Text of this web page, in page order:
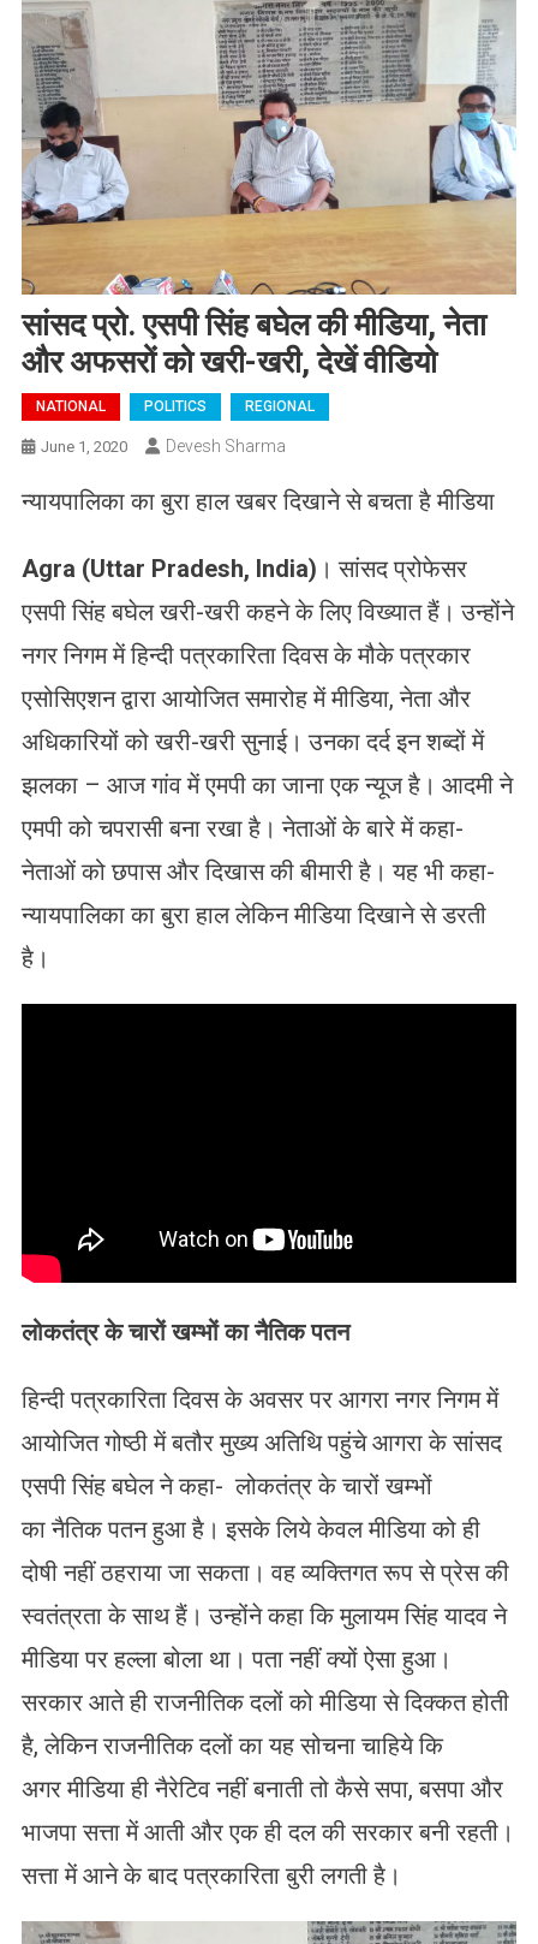
सांसद प्रो. एसपी सिंह बघेल की मीडिया, नेता
और अफसरों को खरी-खरी, देखें वीडियो
NATIONAL POLITICS REGIONAL
June 1, 2020 Devesh Sharma
न्यायपालिका का बुरा हाल खबर दिखाने से बचता है मीडिया
Agra (Uttar Pradesh, India) । सांसद प्रोफेसर
एसपी सिंह बघेल खरी-खरी कहने के लिए विख्यात हैं। उन्होंने
नगर निगम में हिन्दी पत्रकारिता दिवस के मौके पत्रकार
एसोसिएशन द्वारा आयोजित समारोह में मीडिया, नेता और
अधिकारियों को खरी-खरी सुनाई। उनका दर्द इन शब्दों में
झलका – आज गांव में एमपी का जाना एक न्यूज है। आदमी ने
एमपी को चपरासी बना रखा है। नेताओं के बारे में कहा-
नेताओं को छपास और दिखास की बीमारी है। यह भी कहा-
न्यायपालिका का बुरा हाल लेकिन मीडिया दिखाने से डरती
है।
लोकतंत्र के चारों खम्भों का नैतिक पतन
हिन्दी पत्रकारिता दिवस के अवसर पर आगरा नगर निगम में
आयोजित गोष्ठी में बतौर मुख्य अतिथि पहुंचे आगरा के सांसद
एसपी सिंह बघेल ने कहा- लोकतंत्र के चारों खम्भों
का नैतिक पतन हुआ है। इसके लिये केवल मीडिया को ही
दोषी नहीं ठहराया जा सकता। वह व्यक्तिगत रूप से प्रेस की
स्वतंत्रता के साथ हैं। उन्होंने कहा कि मुलायम सिंह यादव ने
मीडिया पर हल्ला बोला था। पता नहीं क्यों ऐसा हुआ।
सरकार आते ही राजनीतिक दलों को मीडिया से दिक्कत होती
है, लेकिन राजनीतिक दलों का यह सोचना चाहिये कि
अगर मीडिया ही नैरेटिव नहीं बनाती तो कैसे सपा, बसपा और
भाजपा सत्ता में आती और एक ही दल की सरकार बनी रहती।
सत्ता में आने के बाद पत्रकारिता बुरी लगती है।